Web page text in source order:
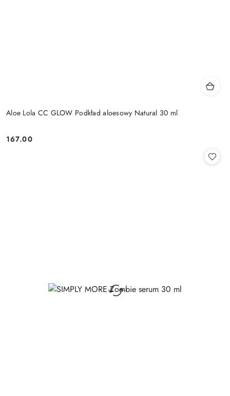
Aloe Lola CC GLOW Podkład aloesowy Natural 30 ml
Cena:
167.00